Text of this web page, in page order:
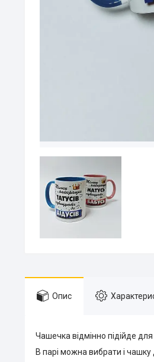
Опис
Чашечка відмінно підійде для
В парі можна вибрати і чашку